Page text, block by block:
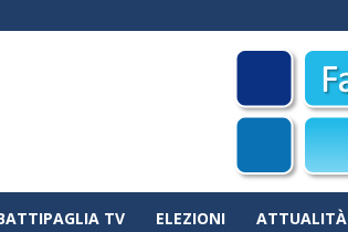
TV ELEZIONI ATTUALITÀ